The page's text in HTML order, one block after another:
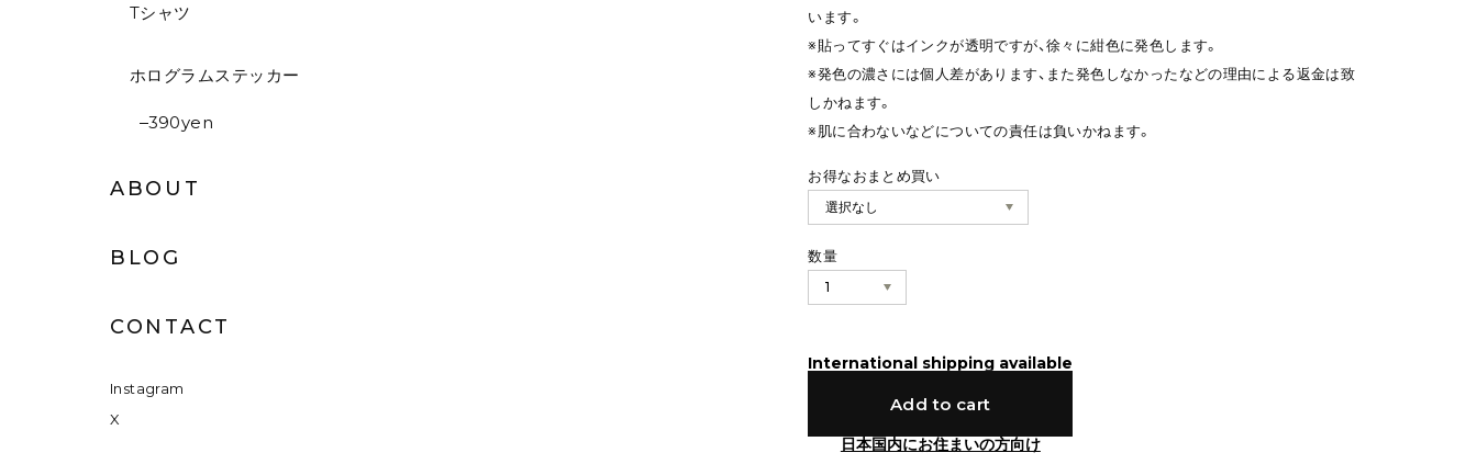
Tシャツ
ホログラムステッカー
390yen
ABOUT
BLOG
CONTACT
Instagram
X
います。
※貼ってすぐはインクが透明ですが、徐々に紺色に発色します。
※発色の濃さには個人差があります、また発色しなかったなどの理由による返金は致
しかねます。
※肌に合わないなどについての責任は負いかねます。
お得なおまとめ買い
数量
International shipping available
Add to cart
日本国内にお住まいの方向け